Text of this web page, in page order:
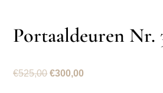
Portaaldeuren Nr.
€525,00 Oorspronkelijke
€300,00